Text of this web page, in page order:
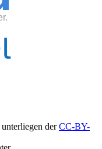
derCC-BY-